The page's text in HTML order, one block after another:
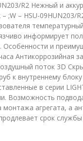
R2 Нежный и
;W – HSU-09HUN203/
информирует
и
Антикоррозийная
поток 3D
к внутреннему
в серии
Возможность
агрегата, а
срок